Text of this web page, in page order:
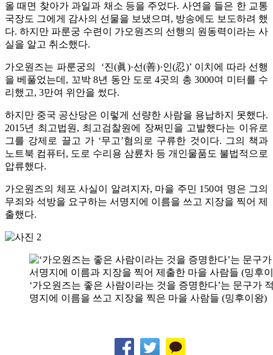
올 때면 찾아가 과일과 채소 등을 주었다. 사연을 들은 한 교통
국장도 그에게 감사의 선물을 보냈으며, 방송에도 보도하려 했
다. 하지만 파룬궁 수련이 가오원즈의 선행의 원동력이라는 사
실을 알고 취소했다.
가오원즈는 파룬궁의 ‘진(眞)·선(善)·인(忍)’ 이치에 따라 선행
을 베풀었는데, 꼬박 8년 동안 도로 4곳의 총 3000여 미터를 수
리했고, 3만여 위안을 썼다.
하지만 중국 공산당은 이렇게 선량한 사람을 용납하지 못했다.
2015년 최고법원, 최고검찰원에 장쩌민을 고발했다는 이유로
그를 강제로 끌고 가 ‘무고’혐의로 구류한 것이다. 그의 책과
노트북 컴퓨터, 도로 수리용 삼륜차 등 개인물품도 불법적으로
압류했다.
가오원즈의 체포 사실이 알려지자, 마을 주민 150여 명은 그의
무죄와 석방을 요구하는 서명지에 이름을 쓰고 지장을 찍어 제
출했다.
‘가오원즈는 좋은 사람이라는 것을 증명한다’는 문구가
명지에 이름을 쓰고 지장을 찍은 마을 사람들 (밍후이왕)